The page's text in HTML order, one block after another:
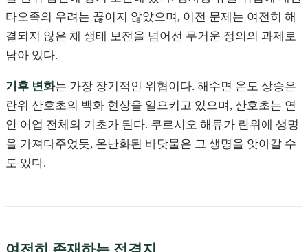
타오족의 우려는 끊이지 않았으며, 이전 문제는 여전히 해
결되지 않은 채 생태 보전을 넘어선 무거운 정의의 과제로
남아 있다.
기후 변화는 가장 장기적인 위협이다. 해수면 온도 상승은
란위 산호초의 백화 현상을 일으키고 있으며, 산호초는 연
안 어업 전체의 기초가 된다. 쿠로시오 해류가 란위에 생명
을 가져다주었듯, 온난화된 바닷물은 그 생명을 앗아갈 수
도 있다.